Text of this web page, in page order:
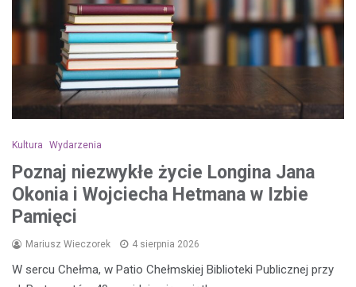
Kultura Wydarzenia
Poznaj niezwykłe życie Longina Jana
Okonia i Wojciecha Hetmana w Izbie
Pamięci
Mariusz Wieczorek 4 sierpnia 2026
W sercu Chełma, w Patio Chełmskiej Biblioteki Publicznej przy